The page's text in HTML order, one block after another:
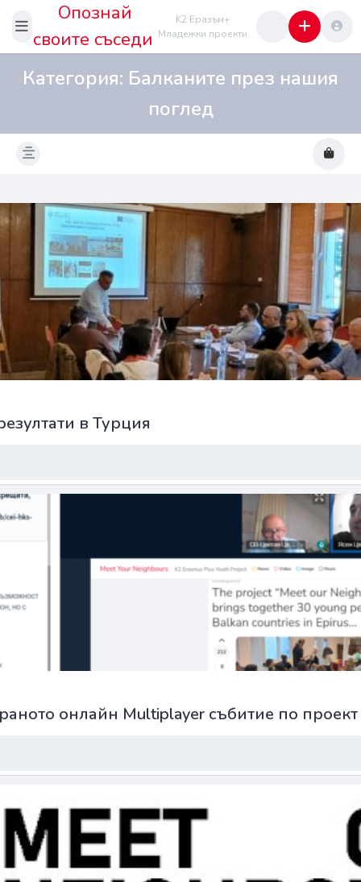
Опознай
своите съседи
K2 Еразъм+
Младежки проекти
Категория: Балканите през нашия
поглед
в Турция
онлайн Multiplayer събитие по проект